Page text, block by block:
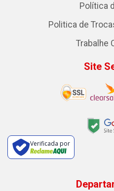
Política
Politica de
Trabalhe
Site
Verificada por